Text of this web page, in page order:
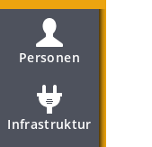
Personen
Infrastruktur